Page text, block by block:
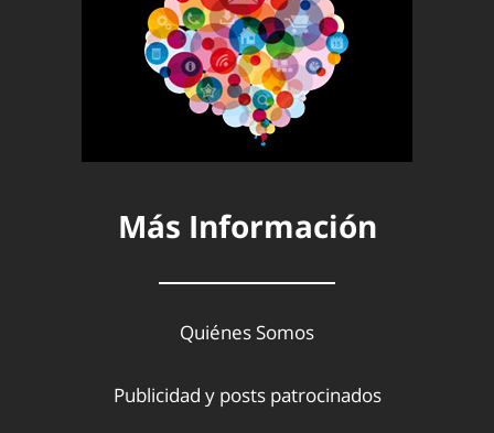
Más Información
Quiénes Somos
Publicidad y posts patrocinados